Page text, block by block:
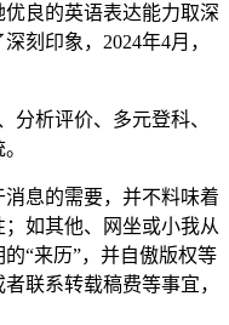
良的英语表达能力取深
刻印象，2024年4月，
析评价、多元登科、
息的需要，并不料味着
如其他、网坐或小我从
“来历”，并自傲版权等
联系转载稿费等事宜，